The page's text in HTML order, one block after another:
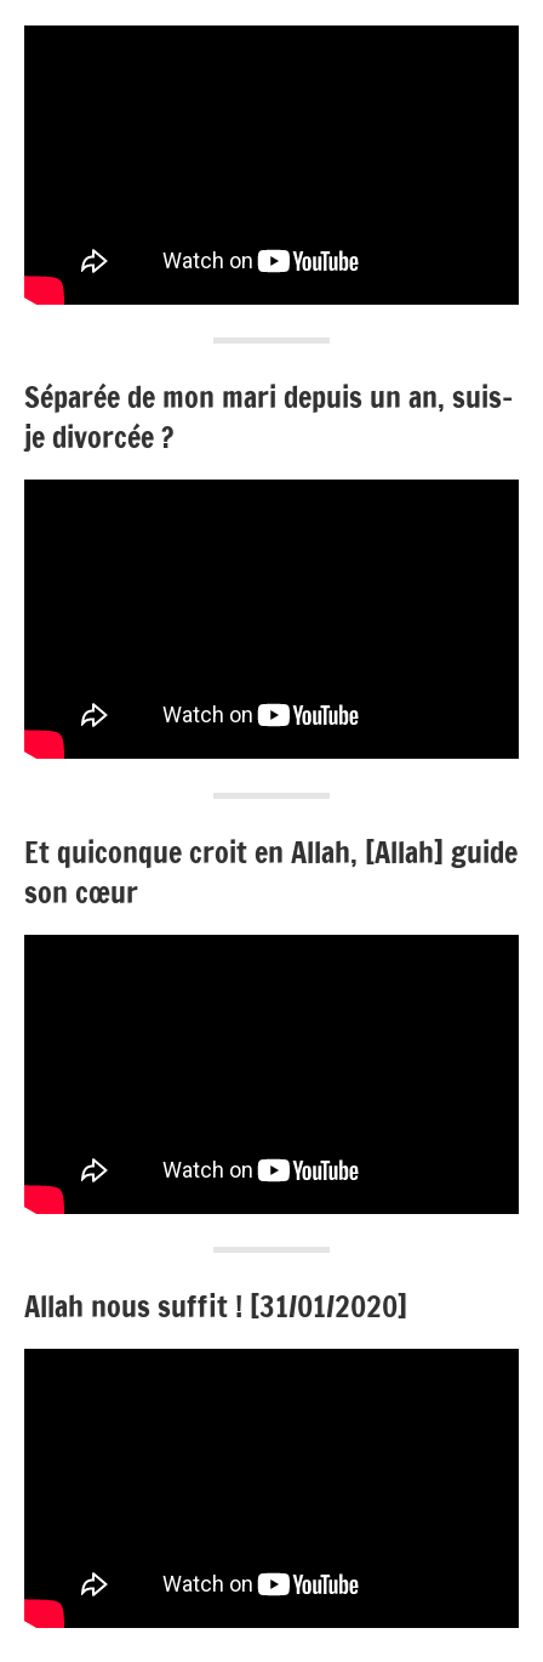
Séparée de mon mari depuis un an, suis-
je divorcée ?
Et quiconque croit en Allah, [Allah] guide
son cœur
Allah nous suffit ! [31/01/2020]